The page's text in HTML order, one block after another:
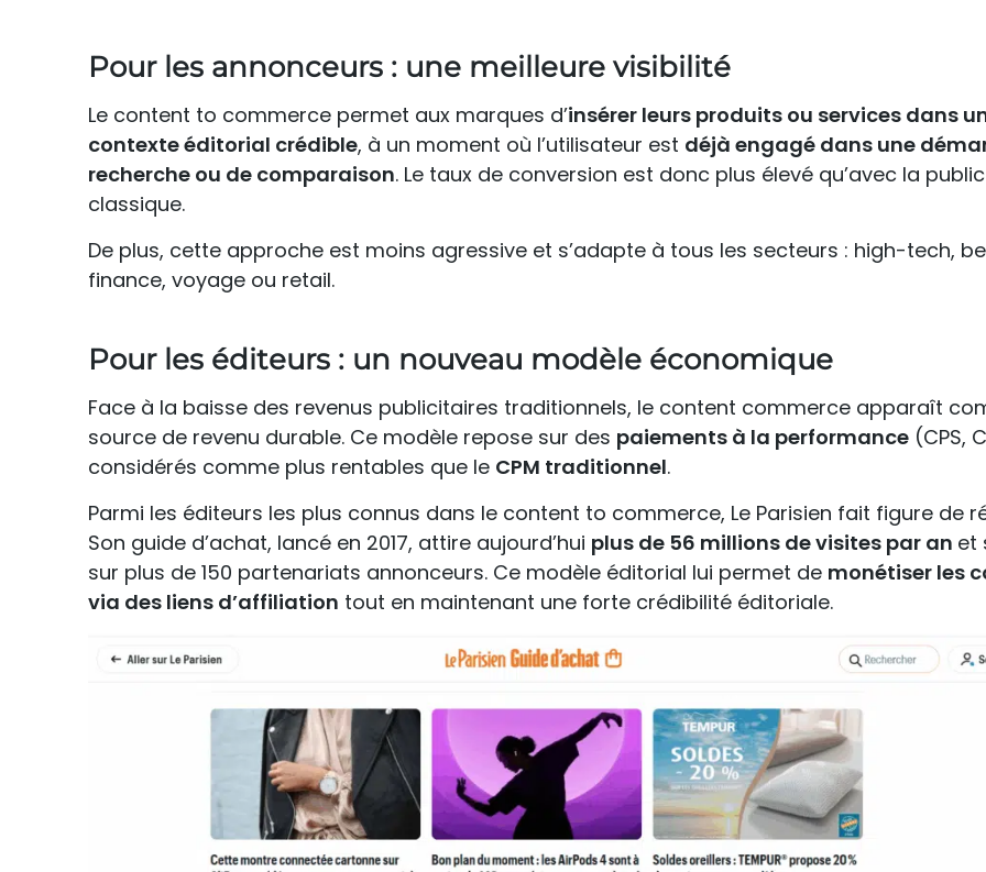
Pour les annonceurs : une meilleure visibilité
Le content to commerce permet aux marques d’insérer leurs produits ou services dans
contexte éditorial crédible, à un moment où l’utilisateur est déjà engagé dans une
recherche ou de comparaison. Le taux de conversion est donc plus élevé qu’avec la
classique.
De plus, cette approche est moins agressive et s’adapte à tous les secteurs : high-tech,
finance, voyage ou retail.
Pour les éditeurs : un nouveau modèle économique
Face à la baisse des revenus publicitaires traditionnels, le content commerce apparaît
source de revenu durable. Ce modèle repose sur des paiements à la performance (CPS,
considérés comme plus rentables que le CPM traditionnel.
Parmi les éditeurs les plus connus dans le content to commerce, Le Parisien fait figure de
Son guide d’achat, lancé en 2017, attire aujourd’hui plus de 56 millions de visites par an et
sur plus de 150 partenariats annonceurs. Ce modèle éditorial lui permet de monétiser les
via des liens d’affiliation tout en maintenant une forte crédibilité éditoriale.